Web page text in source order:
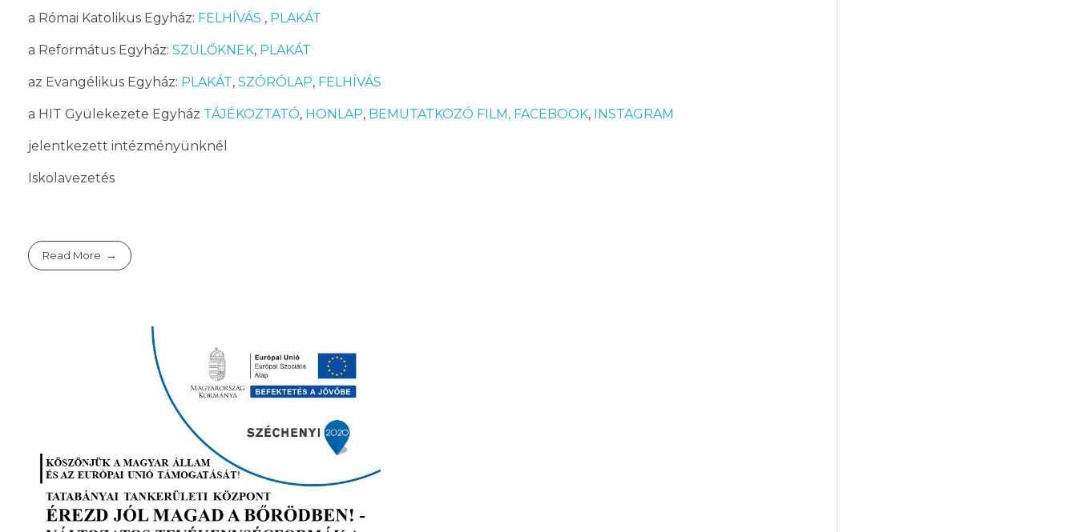
a Római Katolikus Egyház: FELHÍVÁS , PLAKÁT
a Református Egyház: SZÜLŐKNEK, PLAKÁT
az Evangélikus Egyház: PLAKÁT, SZÓRÓLAP, FELHÍVÁS
a HIT Gyülekezete Egyház TÁJÉKOZTATÓ, HONLAP, BEMUTATKOZÓ FILM, FACEBOOK, INSTAGRAM
jelentkezett intézményünknél
Iskolavezetés
Read More